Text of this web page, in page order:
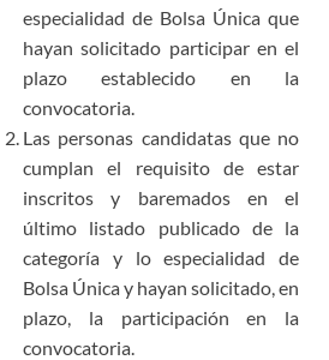
especialidad de Bolsa Única que
hayan solicitado participar en el
plazo establecido en la
convocatoria.
Las personas candidatas que no
cumplan el requisito de estar
inscritos y baremados en el
último listado publicado de la
categoría y lo especialidad de
Bolsa Única y hayan solicitado, en
plazo, la participación en la
convocatoria.